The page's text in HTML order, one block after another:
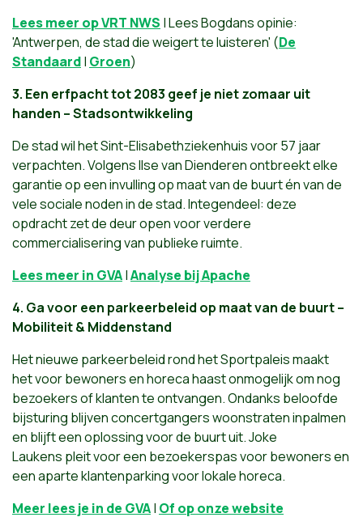
Lees meer op VRT NWS | Lees Bogdans opinie:
'Antwerpen, de stad die weigert te luisteren' (De
Standaard| Groen)
3. Een erfpacht tot 2083 geef je niet zomaar uit
handen – Stadsontwikkeling
De stad wil het Sint-Elisabethziekenhuis voor 57 jaar
verpachten. Volgens Ilse van Dienderen ontbreekt elke
garantie op een invulling op maat van de buurt én van de
vele sociale noden in de stad. Integendeel: deze
opdracht zet de deur open voor verdere
commercialisering van publieke ruimte.
Lees meer in GVA|Analyse bij Apache
4. Ga voor een parkeerbeleid op maat van de buurt –
Mobiliteit & Middenstand
Het nieuwe parkeerbeleid rond het Sportpaleis maakt
het voor bewoners en horeca haast onmogelijk om nog
bezoekers of klanten te ontvangen. Ondanks beloofde
bijsturing blijven concertgangers woonstraten inpalmen
en blijft een oplossing voor de buurt uit. Joke
Laukens pleit voor een bezoekerspas voor bewoners en
een aparte klantenparking voor lokale horeca.
Meer lees je in de GVA| Of op onze website